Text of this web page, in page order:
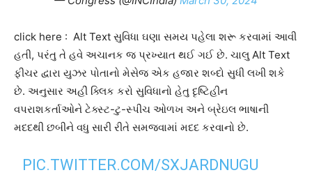
click here : Alt Text સુવિધા ઘણા સમય પહેલા શરૂ કરવામાં આવી
હતી, પરંતુ તે હવે અચાનક જ પ્રખ્યાત થઈ ગઈ છે. ચાલુ Alt Text
ફીચર દ્વારા યુઝર પોતાનો મેસેજ એક હજાર શબ્દો સુધી લખી શકે
છે. અનુસાર અહીં ક્લિક કરો સુવિધાનો હેતુ દૃષ્ટિહીન
વપરાશકર્તાઓને ટેક્સ્ટ-ટુ-સ્પીચ ઓળખ અને બ્રેઇલ ભાષાની
મદદથી છબીને વધુ સારી રીતે સમજવામાં મદદ કરવાનો છે.
PIC.TWITTER.COM/SXJARDNUGU